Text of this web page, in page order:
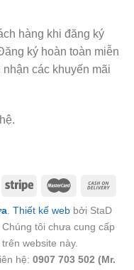
hàng khi đăng ký
ký hoàn toàn miễn
các khuyến mãi
. Thiết kế webbởi StaD
tôi chưa cung cấp
website này.
hệ: 0907 703 502 (Mr.